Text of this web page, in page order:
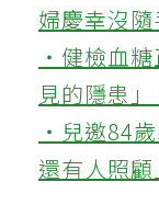
婦慶幸沒
‧健檢血
見的隱患
‧兒邀84
還有人照